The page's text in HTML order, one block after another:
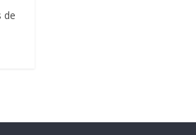
de